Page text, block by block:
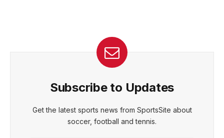
Subscribe to Updates
Get the latest sports news from SportsSite about
soccer, football and tennis.